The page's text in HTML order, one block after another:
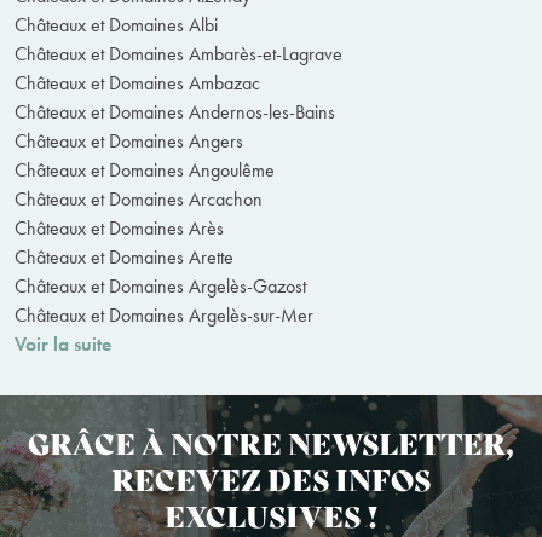
Châteaux et Domaines Albi
Châteaux et Domaines Ambarès-et-Lagrave
Châteaux et Domaines Ambazac
Châteaux et Domaines Andernos-les-Bains
Châteaux et Domaines Angers
Châteaux et Domaines Angoulême
Châteaux et Domaines Arcachon
Châteaux et Domaines Arès
Châteaux et Domaines Arette
Châteaux et Domaines Argelès-Gazost
Châteaux et Domaines Argelès-sur-Mer
Voir la suite
GRÂCE À NOTRE NEWSLETTER,
RECEVEZ DES INFOS
EXCLUSIVES !